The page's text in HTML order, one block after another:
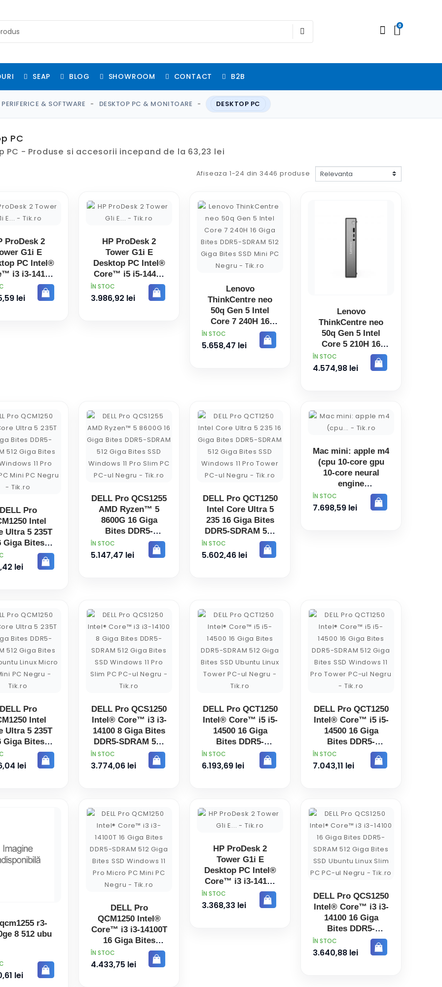
0
SEAP BLOG SHOWROOM CONTACT B2B
& SOFTWARE DESKTOP PC & MONITOARE DESKTOP PC
PC
PC - Produse si accesorii incepand de la 63,23 lei
Afiseaza 1-24 din 3446 produse
ProDesk 2
G1i E
PC Intel®
i3 i3-14100
Bites DDR5-
512 Giga
lei
HP ProDesk 2
Tower G1i E
Desktop PC Intel®
Core™ i5 i5-14400
8 Giga Bites DDR5-
SDRAM 512 Giga
PRET
ÎN STOC
3.986,92 lei
Lenovo
ThinkCentre neo
50q Gen 5 Intel
Core 7 240H 16
Giga Bites DDR5-
SDRAM 512 Giga
PRET
ÎN STOC
5.658,47 lei
Lenovo
ThinkCentre neo
50q Gen 5 Intel
Core 5 210H 16
Giga Bites DDR5-
SDRAM 512 Giga
PRET
ÎN STOC
4.574,98 lei
DELL Pro
Intel
Ultra 5 235T
Giga Bites
SDRAM 512
Bites SSD
lei
DELL Pro QCS1255
AMD Ryzen™ 5
8600G 16 Giga
Bites DDR5-
SDRAM 512 Giga
Bites SSD
PRET
ÎN STOC
5.147,47 lei
DELL Pro QCT1250
Intel Core Ultra 5
235 16 Giga Bites
DDR5-SDRAM 512
Giga Bites SSD
Windows 11 Pro
PRET
ÎN STOC
5.602,46 lei
Mac mini: apple m4
(cpu 10-core gpu
10-core neural
engine
PRET
ÎN STOC
7.698,59 lei
DELL Pro
Intel
Ultra 5 235T
Giga Bites
SDRAM 512
Bites SSD
lei
DELL Pro QCS1250
Intel® Core™ i3 i3-
14100 8 Giga Bites
DDR5-SDRAM 512
Giga Bites SSD
Windows 11 Pro
PRET
ÎN STOC
3.774,06 lei
DELL Pro QCT1250
Intel® Core™ i5 i5-
14500 16 Giga
Bites DDR5-
SDRAM 512 Giga
Bites SSD Ubuntu
PRET
ÎN STOC
6.193,69 lei
DELL Pro QCT1250
Intel® Core™ i5 i5-
14500 16 Giga
Bites DDR5-
SDRAM 512 Giga
Bites SSD
PRET
ÎN STOC
7.043,11 lei
r3-
8 512 ubu
lei
DELL Pro
QCM1250 Intel®
Core™ i3 i3-14100T
16 Giga Bites
DDR5-SDRAM 512
Giga Bites SSD
PRET
ÎN STOC
4.433,75 lei
HP ProDesk 2
Tower G1i E
Desktop PC Intel®
Core™ i3 i3-14100
8 Giga Bites DDR5-
SDRAM 256 Giga
PRET
ÎN STOC
3.368,33 lei
DELL Pro QCS1250
Intel® Core™ i3 i3-
14100 16 Giga
Bites DDR5-
SDRAM 512 Giga
Bites SSD Ubuntu
PRET
ÎN STOC
3.640,88 lei